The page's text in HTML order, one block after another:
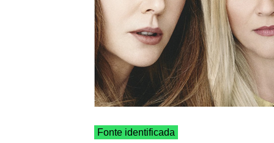
Fonte identificada